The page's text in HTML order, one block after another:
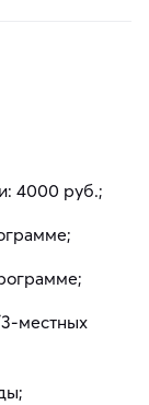
4000 руб.;
местных